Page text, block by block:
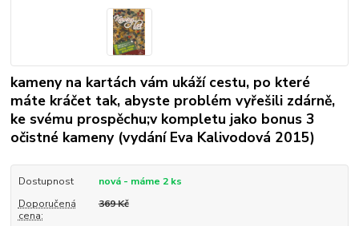
kameny na kartách vám ukáží cestu, po které
máte kráčet tak, abyste problém vyřešili zdárně,
ke svému prospěchu;v kompletu jako bonus 3
očistné kameny (vydání Eva Kalivodová 2015)
Dostupnost
nová - máme 2 ks
Doporučená
cena:
369 Kč